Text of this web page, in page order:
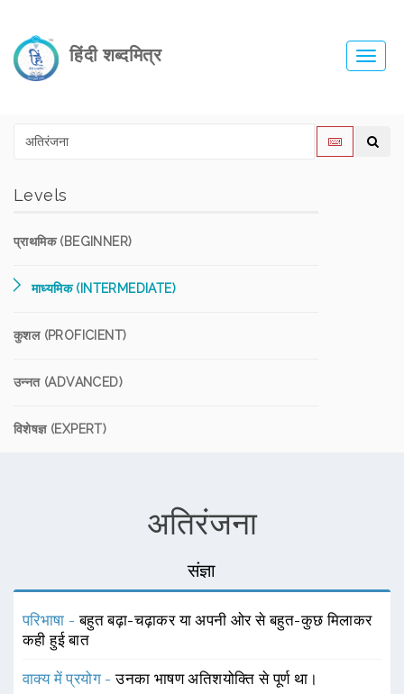
हिंदी शब्दमित्र
Levels
प्राथमिक (BEGINNER)
माध्यमिक (INTERMEDIATE)
कुशल (PROFICIENT)
उन्नत (ADVANCED)
विशेषज्ञ (EXPERT)
अतिरंजना
संज्ञा
परिभाषा -बहुत बढ़ा-चढ़ाकर या अपनी ओर से बहुत-कुछ मिलाकर
कही हुई बात
वाक्य में प्रयोग -उनका भाषण अतिशयोक्ति से पूर्ण था।